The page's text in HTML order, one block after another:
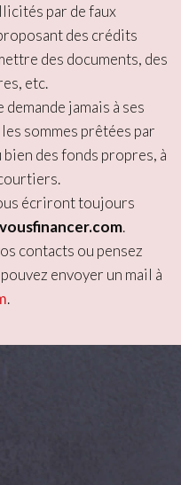
par de faux
des crédits
des documents, des
etc.
jamais à ses
sommes prêtées par
des fonds propres, à
écriront toujours
.
contacts ou pensez
envoyer un mail à
.